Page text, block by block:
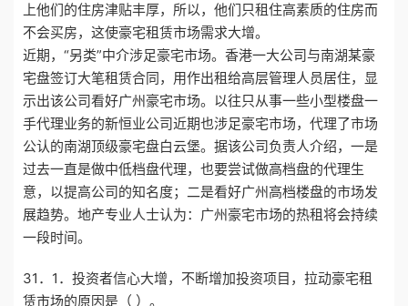
上他们的住房津贴丰厚，所以，他们只租住高素质的住房而
不会买房，这使豪宅租赁市场需求大增。
近期，“另类”中介涉足豪宅市场。香港一大公司与南湖某豪
宅盘签订大笔租赁合同，用作出租给高层管理人员居住，显
示出该公司看好广州豪宅市场。以往只从事一些小型楼盘一
手代理业务的新恒业公司近期也涉足豪宅市场，代理了市场
公认的南湖顶级豪宅盘白云堡。据该公司负责人介绍，一是
过去一直是做中低档盘代理，也要尝试做高档盘的代理生
意，以提高公司的知名度；二是看好广州高档楼盘的市场发
展趋势。地产专业人士认为：广州豪宅市场的热租将会持续
一段时间。
31．1．投资者信心大增，不断增加投资项目，拉动豪宅租
赁市场的原因是（ ）。